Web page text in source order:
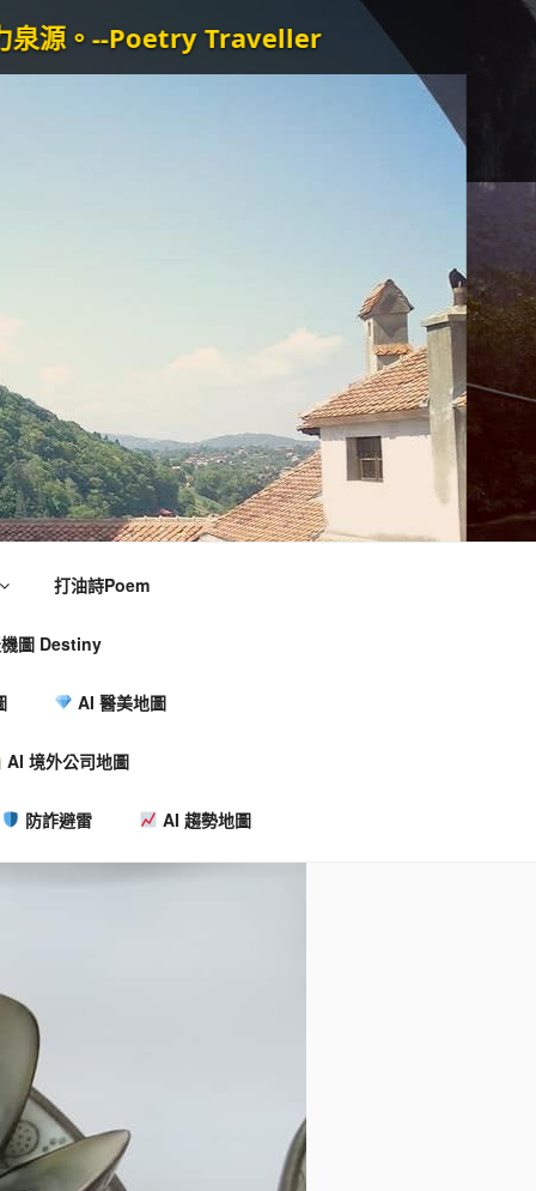
Traveller
打油詩Poem
圖 Destiny
AI 醫美地圖
AI 境外公司地圖
防詐避雷 AI 趨勢地圖